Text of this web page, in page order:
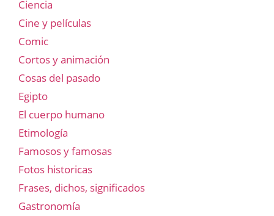
Ciencia
Cine y películas
Comic
Cortos y animación
Cosas del pasado
Egipto
El cuerpo humano
Etimología
Famosos y famosas
Fotos historicas
Frases, dichos, significados
Gastronomía